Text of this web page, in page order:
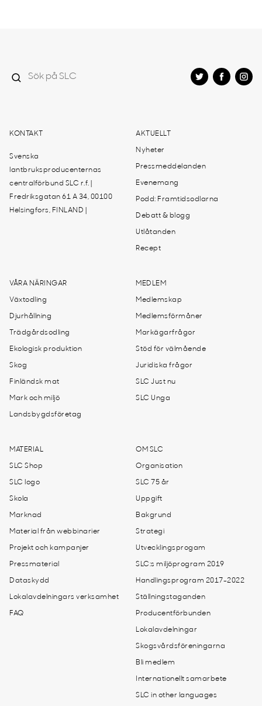
KONTAKT
Svenska
lantbruksproducenternas
centralförbund SLC r.f. |
Fredriksgatan 61 A 34, 00100
Helsingfors, FINLAND |
AKTUELLT
Nyheter
Pressmeddelanden
Evenemang
Podd: Framtidsodlarna
Debatt & blogg
Utlåtanden
Recept
VÅRA NÄRINGAR
Växtodling
Djurhållning
Trädgårdsodling
Ekologisk produktion
Skog
Finländsk mat
Mark och miljö
Landsbygdsföretag
MEDLEM
Medlemskap
Medlemsförmåner
Markägarfrågor
Stöd för välmående
Juridiska frågor
SLC Just nu
SLC Unga
MATERIAL
SLC Shop
SLC logo
Skola
Marknad
Material från webbinarier
Projekt och kampanjer
Pressmaterial
Dataskydd
Lokalavdelningars verksamhet
FAQ
OM SLC
Organisation
SLC 75 år
Uppgift
Bakgrund
Strategi
Utvecklingsprogam
SLC:s miljöprogram 2019
Handlingsprogram 2017-2022
Ställningstaganden
Producentförbunden
Lokalavdelningar
Skogsvårdsföreningarna
Bli medlem
Internationellt samarbete
SLC in other languages